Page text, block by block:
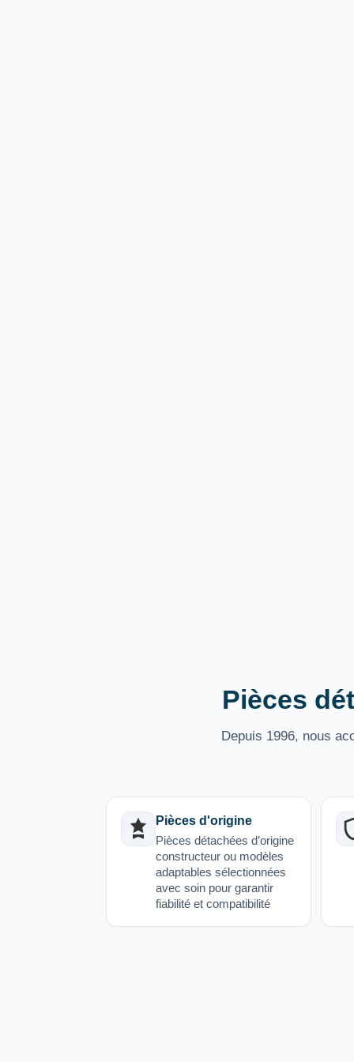
Pièces
Depuis 1996, nous
Pièces d'origine
Pièces détachées d’origine
constructeur ou modèles
adaptables sélectionnées
avec soin pour garantir
fiabilité et compatibilité